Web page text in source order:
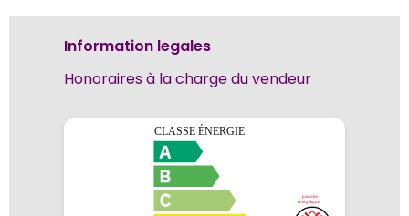
Information legales
Honoraires à la charge du vendeur